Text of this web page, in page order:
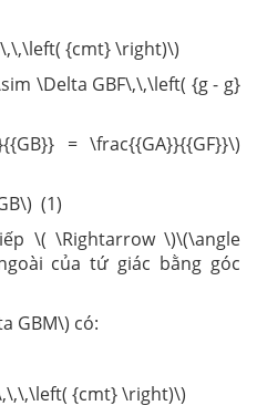
{cmt} \right)\)
\Delta GBF\,\,\left( {g - g}
= \frac{{GA}}{{GF}}\)
(1)
\( \Rightarrow \)\(\angle
của tứ giác bằng góc
GBM\) có:
{cmt} \right)\)